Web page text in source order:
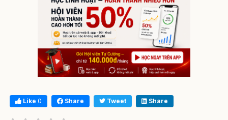
Like 0 Share Tweet Share